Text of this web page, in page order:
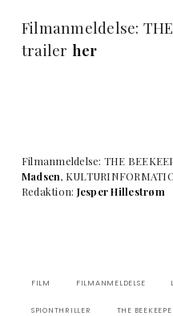
Filmanmeldelse: THE
trailer her
Filmanmeldelse: THE
Madsen,
Redaktion: Jesper Hillestrøm
FILM FILMANMELDELSE
SPIONTHRILLER THE